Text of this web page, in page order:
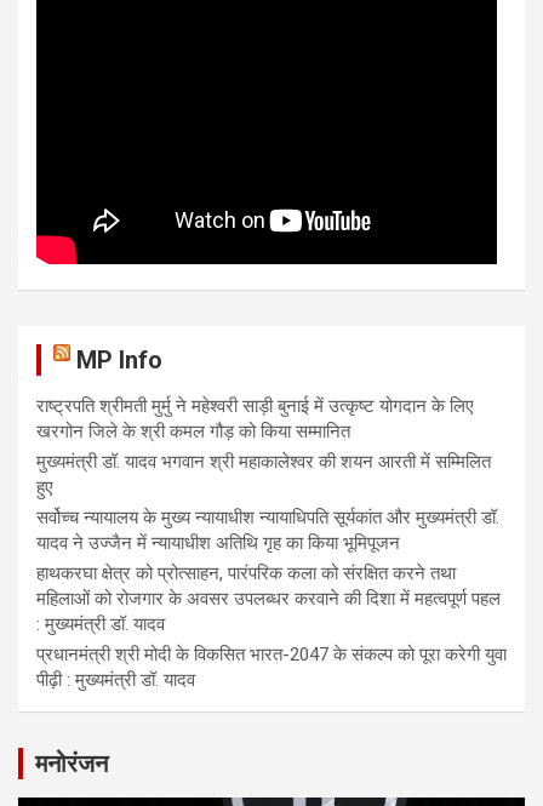
MP Info
राष्ट्रपति श्रीमती मुर्मु ने महेश्वरी साड़ी बुनाई में उत्कृष्ट योगदान के लिए
खरगोन जिले के श्री कमल गौड़ को किया सम्मानित
मुख्यमंत्री डॉ. यादव भगवान श्री महाकालेश्‍वर की शयन आरती में सम्मिलित
हुए
सर्वोच्च न्यायालय के मुख्‍य न्‍यायाधीश न्यायाधिपति सूर्यकांत और मुख्यमंत्री डॉ.
यादव ने उज्जैन में न्यायाधीश अतिथि गृह का किया भूमिपूजन
हाथकरघा क्षेत्र को प्रोत्साहन, पारंपरिक कला को संरक्षित करने तथा
महिलाओं को रोजगार के अवसर उपलब्धर करवाने की दिशा में महत्वपूर्ण पहल
: मुख्यमंत्री डॉ. यादव
प्रधानमंत्री श्री मोदी के विकसित भारत-2047 के संकल्प को पूरा करेगी युवा
पीढ़ी : मुख्यमंत्री डॉ. यादव
मनोरंजन